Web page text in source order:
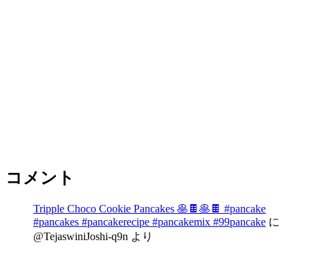
コメント
Tripple Choco Cookie Pancakes 🥞🍫🥞🍫 #pancake
#pancakes #pancakerecipe #pancakemix #99pancake に
@TejaswiniJoshi-q9n より